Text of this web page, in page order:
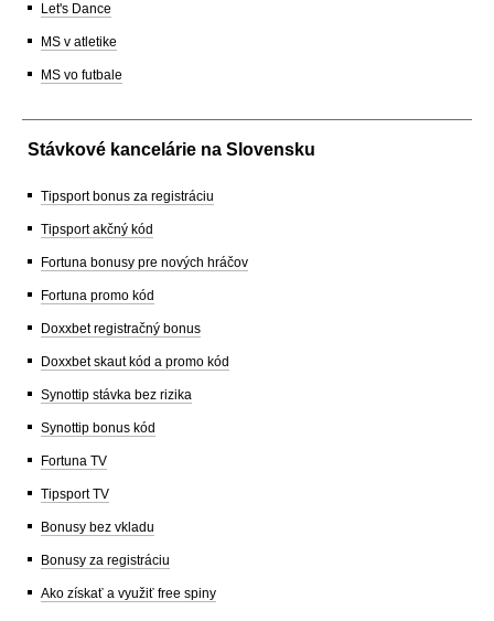
Let's Dance
MS v atletike
MS vo futbale
Stávkové kancelárie na Slovensku
Tipsport bonus za registráciu
Tipsport akčný kód
Fortuna bonusy pre nových hráčov
Fortuna promo kód
Doxxbet registračný bonus
Doxxbet skaut kód a promo kód
Synottip stávka bez rizika
Synottip bonus kód
Fortuna TV
Tipsport TV
Bonusy bez vkladu
Bonusy za registráciu
Ako získať a využiť free spiny